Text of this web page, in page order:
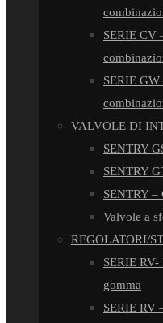
SERIE CV
SERIE
VALVOLE DI
SENTRY
SENTRY
SENTRY
Valvole a
REGOLATORI/
SERIE
gomma
SERIE RV